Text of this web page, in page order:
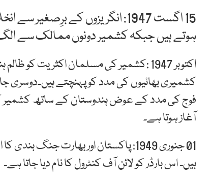
15 اگست 1947: انگریزوں کے
ہوتے ہیں جبکہ کشمیر دونوں ممالک سے الگ
اکتوبر 1947 :کشمیر کی مسلمان اکثریت
کشمیری بھائیوں کی مدد کو پہنچتے ہیں۔دوسری
فوج کی مدد کے عوض ہندوستان کے ساتھ کشمیر
آغاز ہوتا ہے۔
01 جنوری 1949: پاکستان اور بھارت
ہیں۔ اس بارڈر کو لائن آف کنٹرول کا نام دیا جاتا ہے۔